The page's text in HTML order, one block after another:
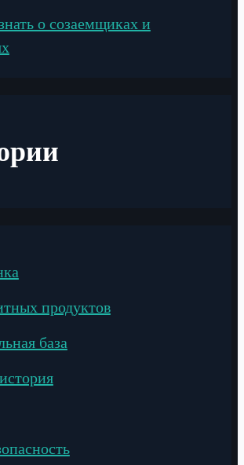
о созаемщиках и
продуктов
база